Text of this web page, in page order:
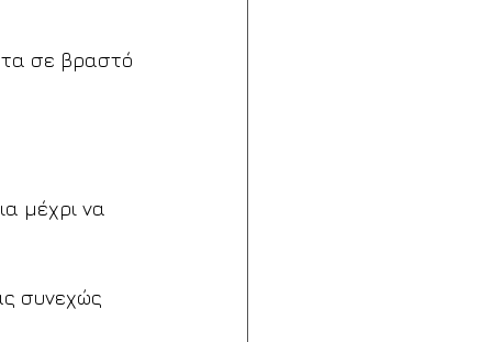
τα σε βραστό
μέχρι να
συνεχώς